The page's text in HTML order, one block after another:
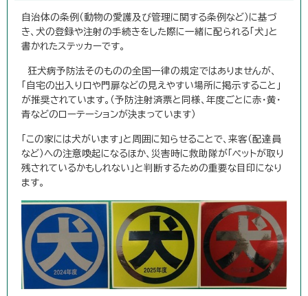
自治体の条例（動物の愛護及び管理に関する条例など）に基づ
き、犬の登録や注射の手続きをした際に一緒に配られる「犬」と
書かれたステッカーです。
狂犬病予防法そのものの全国一律の規定ではありませんが、
「自宅の出入り口や門扉などの見えやすい場所に掲示すること」
が推奨されています。（予防注射済票と同様、年度ごとに赤・黄・
青などのローテーションが決まっています）
「この家には犬がいます」と周囲に知らせることで、来客（配達員
など）への注意喚起になるほか、災害時に救助隊が「ペットが取り
残されているかもしれない」と判断するための重要な目印になり
ます。